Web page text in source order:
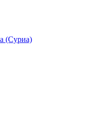
(Суриа)